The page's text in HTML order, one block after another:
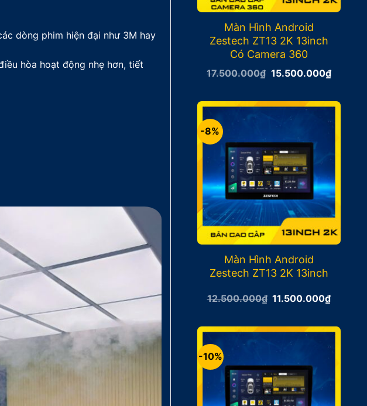
dòng phim hiện đại như 3M hay
hòa hoạt động nhẹ hơn, tiết
Màn Hình Android
Zestech ZT13 2K 13inch
Có Camera 360
17.500.000₫ Giá
17.500.000₫.
15.500.000₫Giá
hiện
là:
-8%
Màn Hình Android
Zestech ZT13 2K 13inch
12.500.000₫ Giá
12.500.000₫.
11.500.000₫Giá
là:
-10%